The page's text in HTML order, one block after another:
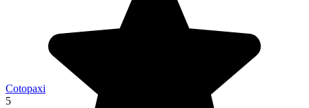
Cotopaxi
5